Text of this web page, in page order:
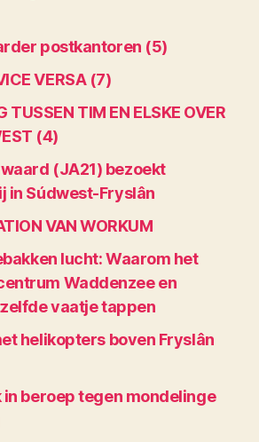
postkantoren (5)
VERSA (7)
TUSSEN TIM EN ELSKE OVER
(4)
(JA21) bezoekt
in Súdwest-Fryslân
VAN WORKUM
lucht: Waarom het
Waddenzee en
vaatje tappen
helikopters boven Fryslân
in beroep tegen mondelinge